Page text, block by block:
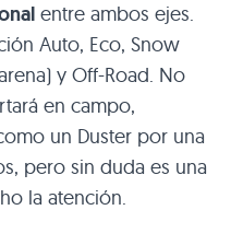
entre ambos ejes.
Auto, Eco, Snow
y Off-Road. No
en campo,
un Duster por una
pero sin duda es una
la atención.